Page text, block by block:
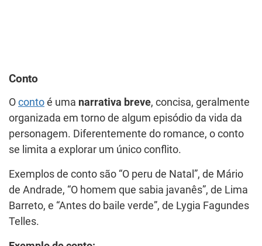
Conto
O conto é uma narrativa breve, concisa, geralmente
organizada em torno de algum episódio da vida da
personagem. Diferentemente do romance, o conto
se limita a explorar um único conflito.
Exemplos de conto são “O peru de Natal”, de Mário
de Andrade, “O homem que sabia javanês”, de Lima
Barreto, e “Antes do baile verde”, de Lygia Fagundes
Telles.